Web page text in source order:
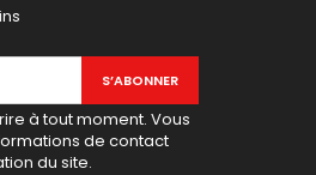
à tout moment. Vous
de contact
du site.